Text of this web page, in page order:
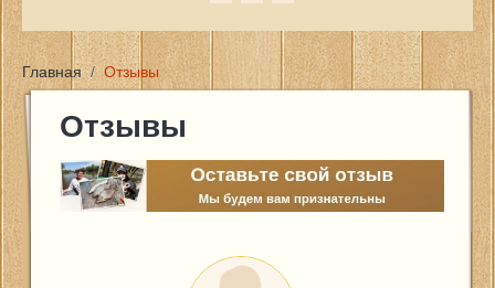
Цены и услуги
Главная / Отзывы
Отзывы